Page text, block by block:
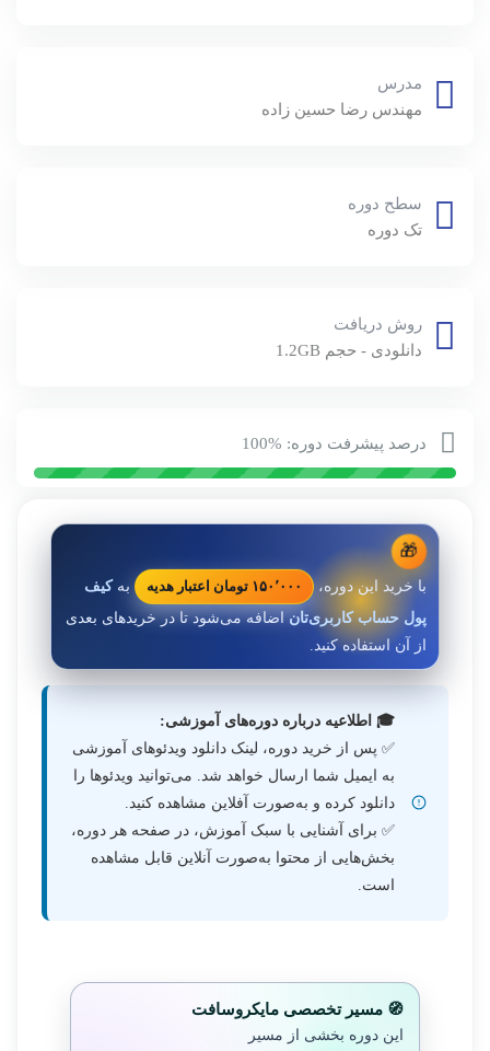
مدرس
مهندس رضا حسين زاده
سطح دوره
تک دوره
روش دریافت
دانلودی - حجم 1.2GB
درصد پیشرفت دوره: %100
🎁
با خرید این دوره، ۱۵۰٬۰۰۰ تومان اعتبار هدیه بهکیف
پول حساب کاربری‌تاناضافه می‌شود تا در خریدهای بعدی
از آن استفاده کنید.
🎓 اطلاعیه درباره دوره‌های آموزشی:
✅ پس از خرید دوره، لینک دانلود ویدئوهای آموزشی
به ایمیل شما ارسال خواهد شد. می‌توانید ویدئوها را
دانلود کرده و به‌صورت آفلاین مشاهده کنید.
✅ برای آشنایی با سبک آموزش، در صفحه هر دوره،
بخش‌هایی از محتوا به‌صورت آنلاین قابل مشاهده
است.
🧭 مسیر تخصصی مایکروسافت
این دوره بخشی از مسیر